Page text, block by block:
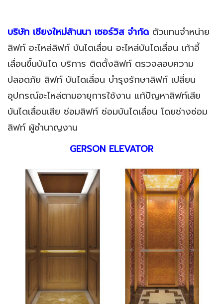
บริษัท เชียงใหม่ล้านนา เซอร์วิส จำกัด ตัวแทนจำหน่าย
ลิฟท์ อะไหล่ลิฟท์ บันไดเลื่อน อะไหล่บันไดเลื่อน เก้าอี้
เลื่อนขึ้นบันได บริการ ติดตั้งลิฟท์ ตรวจสอบความ
ปลอดภัย ลิฟท์ บันไดเลื่อน บำรุงรักษาลิฟท์ เปลี่ยน
อุปกรณ์อะไหล่ตามอายุการใช้งาน แก้ปัญหาลิฟท์เสีย
บันไดเลื่อนเสีย ซ่อมลิฟท์ ซ่อมบันไดเลื่อน โดยช่างซ่อม
ลิฟท์ ผู้ชำนาญงาน
GERSON ELEVATOR